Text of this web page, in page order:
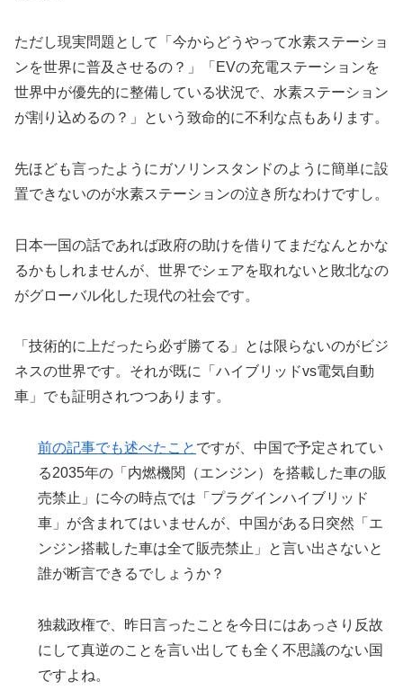
ただし現実問題として「今からどうやって水素ステーショ
ンを世界に普及させるの？」「EVの充電ステーションを
世界中が優先的に整備している状況で、水素ステーション
が割り込めるの？」という致命的に不利な点もあります。
先ほども言ったようにガソリンスタンドのように簡単に設
置できないのが水素ステーションの泣き所なわけですし。
日本一国の話であれば政府の助けを借りてまだなんとかな
るかもしれませんが、世界でシェアを取れないと敗北なの
がグローバル化した現代の社会です。
「技術的に上だったら必ず勝てる」とは限らないのがビジ
ネスの世界です。それが既に「ハイブリッドvs電気自動
車」でも証明されつつあります。
前の記事でも述べたこと ですが、中国で予定されてい
る2035年の「内燃機関（エンジン）を搭載した車の販
売禁止」に今の時点では「プラグインハイブリッド
車」が含まれてはいませんが、中国がある日突然「エ
ンジン搭載した車は全て販売禁止」と言い出さないと
誰が断言できるでしょうか？
独裁政権で、昨日言ったことを今日にはあっさり反故
にして真逆のことを言い出しても全く不思議のない国
ですよね。